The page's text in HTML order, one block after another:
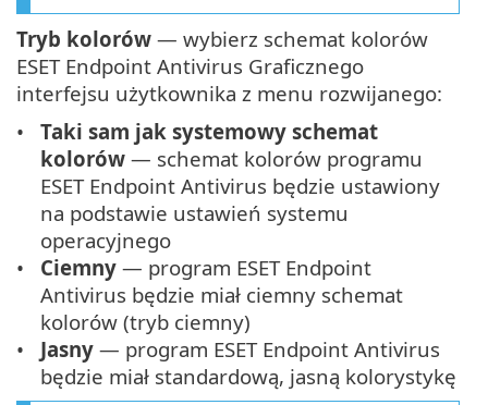
Tryb kolorów — wybierz schemat kolorów
ESET Endpoint Antivirus Graficznego
interfejsu użytkownika z menu rozwijanego:
Taki sam jak systemowy schemat
kolorów — schemat kolorów programu
ESET Endpoint Antivirus będzie ustawiony
na podstawie ustawień systemu
operacyjnego
Ciemny — program ESET Endpoint
Antivirus będzie miał ciemny schemat
kolorów (tryb ciemny)
Jasny — program ESET Endpoint Antivirus
będzie miał standardową, jasną kolorystykę